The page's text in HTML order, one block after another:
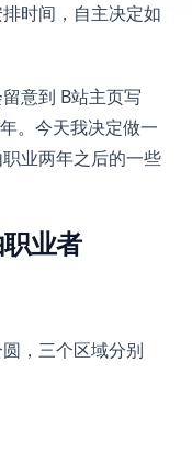
时间，自主决定如
意到 B站主页写
。今天我决定做一
业两年之后的一些
业者
，三个区域分别